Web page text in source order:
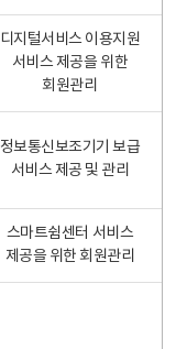
디지털서비스 이용지원
서비스 제공을 위한
회원관리
정보통신보조기기 보급
서비스 제공 및 관리
스마트쉼센터 서비스
제공을 위한 회원관리